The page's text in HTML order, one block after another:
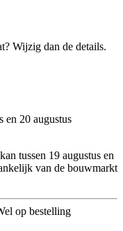
Wijzig dan de details.
en 20 augustus
tussen 19 augustus en
van de bouwmarkt
op bestelling